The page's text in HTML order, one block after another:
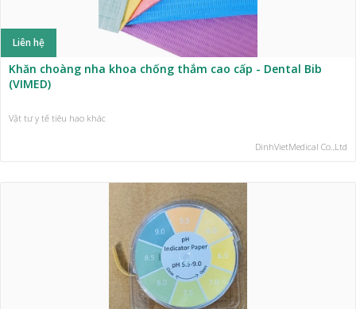
Liên hệ
Khăn choàng nha khoa chống thắm cao cấp - Dental Bib
(VIMED)
Vật tư y tế tiêu hao khác
DinhVietMedical Co.,Ltd